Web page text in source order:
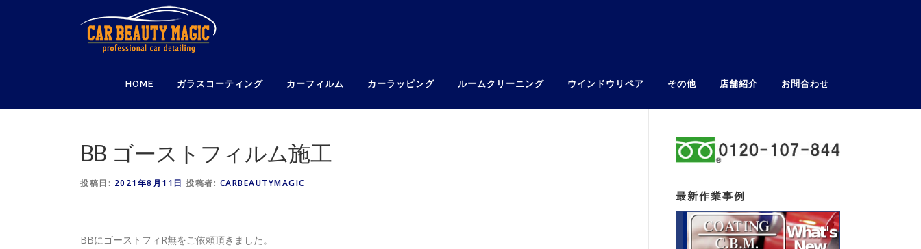
HOME ガラスコーティング カーフィルム カーラッピング ルームクリーニング ウインドウリペア その他 店舗紹介 お問合わせ
BB ゴーストフィルム施工
投稿日: 2021年8月11日 投稿者: CARBEAUTYMAGIC
BBにゴーストフィR無をご依頼頂きました。
最新作業事例